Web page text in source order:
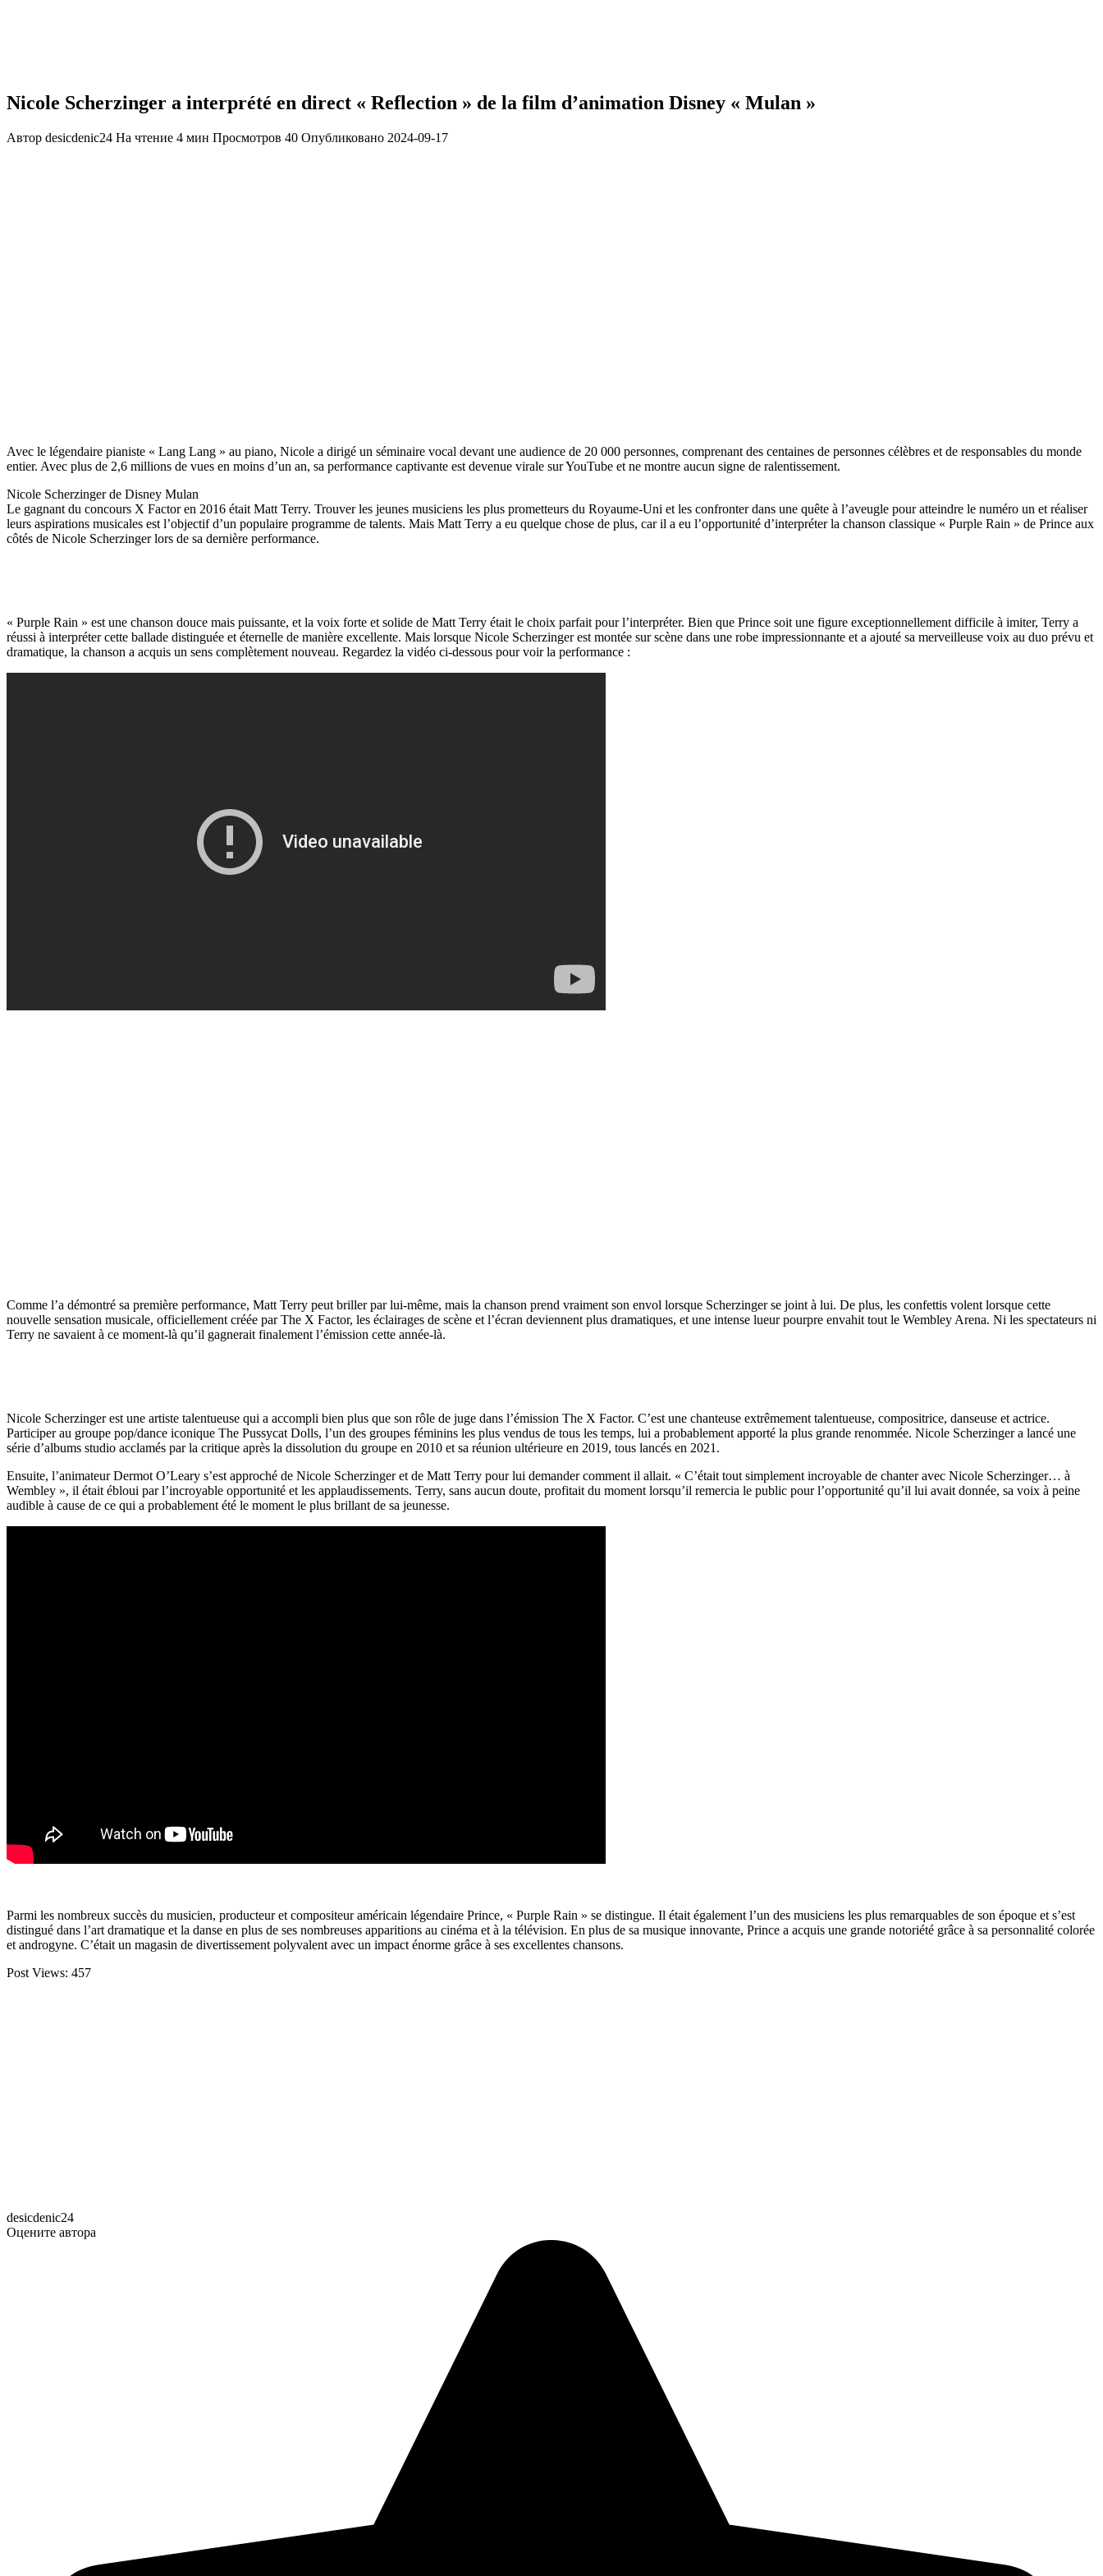
Nicole Scherzinger a interprété en direct « Reflection » de la film d’animation Disney « Mulan »
Автор desicdenic24 На чтение 4 мин Просмотров 40 Опубликовано 2024-09-17
Avec le légendaire pianiste « Lang Lang » au piano, Nicole a dirigé un séminaire vocal devant une audience de 20 000 personnes, comprenant des centaines de personnes célèbres et de responsables du monde
entier. Avec plus de 2,6 millions de vues en moins d’un an, sa performance captivante est devenue virale sur YouTube et ne montre aucun signe de ralentissement.
Nicole Scherzinger de Disney Mulan
Le gagnant du concours X Factor en 2016 était Matt Terry. Trouver les jeunes musiciens les plus prometteurs du Royaume-Uni et les confronter dans une quête à l’aveugle pour atteindre le numéro un et réaliser
leurs aspirations musicales est l’objectif d’un populaire programme de talents. Mais Matt Terry a eu quelque chose de plus, car il a eu l’opportunité d’interpréter la chanson classique « Purple Rain » de Prince aux
côtés de Nicole Scherzinger lors de sa dernière performance.
« Purple Rain » est une chanson douce mais puissante, et la voix forte et solide de Matt Terry était le choix parfait pour l’interpréter. Bien que Prince soit une figure exceptionnellement difficile à imiter, Terry a
réussi à interpréter cette ballade distinguée et éternelle de manière excellente. Mais lorsque Nicole Scherzinger est montée sur scène dans une robe impressionnante et a ajouté sa merveilleuse voix au duo prévu et
dramatique, la chanson a acquis un sens complètement nouveau. Regardez la vidéo ci-dessous pour voir la performance :
Comme l’a démontré sa première performance, Matt Terry peut briller par lui-même, mais la chanson prend vraiment son envol lorsque Scherzinger se joint à lui. De plus, les confettis volent lorsque cette
nouvelle sensation musicale, officiellement créée par The X Factor, les éclairages de scène et l’écran deviennent plus dramatiques, et une intense lueur pourpre envahit tout le Wembley Arena. Ni les spectateurs ni
Terry ne savaient à ce moment-là qu’il gagnerait finalement l’émission cette année-là.
Nicole Scherzinger est une artiste talentueuse qui a accompli bien plus que son rôle de juge dans l’émission The X Factor. C’est une chanteuse extrêmement talentueuse, compositrice, danseuse et actrice.
Participer au groupe pop/dance iconique The Pussycat Dolls, l’un des groupes féminins les plus vendus de tous les temps, lui a probablement apporté la plus grande renommée. Nicole Scherzinger a lancé une
série d’albums studio acclamés par la critique après la dissolution du groupe en 2010 et sa réunion ultérieure en 2019, tous lancés en 2021.
Ensuite, l’animateur Dermot O’Leary s’est approché de Nicole Scherzinger et de Matt Terry pour lui demander comment il allait. « C’était tout simplement incroyable de chanter avec Nicole Scherzinger… à
Wembley », il était ébloui par l’incroyable opportunité et les applaudissements. Terry, sans aucun doute, profitait du moment lorsqu’il remercia le public pour l’opportunité qu’il lui avait donnée, sa voix à peine
audible à cause de ce qui a probablement été le moment le plus brillant de sa jeunesse.
Parmi les nombreux succès du musicien, producteur et compositeur américain légendaire Prince, « Purple Rain » se distingue. Il était également l’un des musiciens les plus remarquables de son époque et s’est
distingué dans l’art dramatique et la danse en plus de ses nombreuses apparitions au cinéma et à la télévision. En plus de sa musique innovante, Prince a acquis une grande notoriété grâce à sa personnalité colorée
et androgyne. C’était un magasin de divertissement polyvalent avec un impact énorme grâce à ses excellentes chansons.
Post Views: 457
desicdenic24
Оцените автора